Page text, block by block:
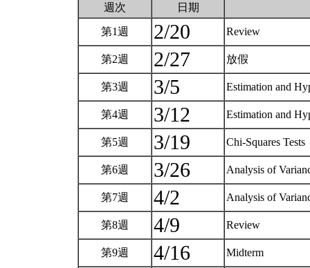
週次 日期
第1週 2/20 Review
第2週 2/27 放假
第3週 3/5 Estimation and
第4週 3/12 Estimation and
第5週 3/19 Chi-Squares Tests
第6週 3/26 Analysis of
第7週 4/2 Analysis of
第8週 4/9 Review
第9週 4/16 Midterm